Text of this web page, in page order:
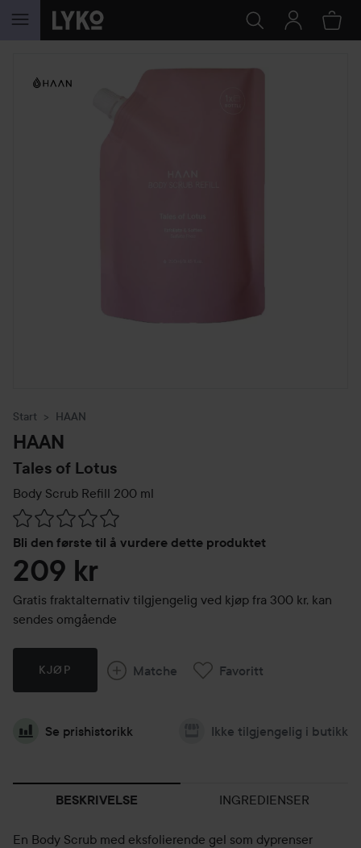
GÅ TIL INNHOLD
Start HAAN
HAAN
Tales of Lotus
Body Scrub Refill 200 ml
Bli den første til å vurdere dette produktet
Gå til Vurderinger & anmeldelser
209 kr
Gratis fraktalternativ tilgjengelig ved kjøp fra 300 kr, kan
sendes omgående
KJØP Matche Favoritt
Se prishistorikk Ikke tilgjengelig i butikk
BESKRIVELSE INGREDIENSER
En Body Scrub med eksfolierende gel som dyprenser